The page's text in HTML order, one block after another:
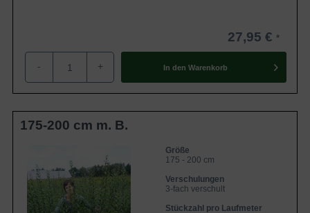
die Blätter der Liguster-Pflanze sind, desto komplexere
Formen können an ihr umgesetzt werden. Eine Auswahl
von
Exklusiven-Formen
finden Sie auf unserem Blog -
lassen Sie sich gerne inspirieren!
Blätterkleid und Rinde vom Wintergrünen Liguster
Die Blätter des Wintergrünen Liguster sind elliptisch-
eiförmig. Sie tragen eine wunderschöne dunkelgrüne
Färbung, welche den Garten sehr frisch wirken lässt. Die
Oberfläche der Blätter ist glänzend – besonders im
27,95 €
- + In den Warenkorb
175-200 cm m. B.
Größe
175 - 200 cm
Verschulungen
3-fach verschult
Stückzahl pro Laufmeter